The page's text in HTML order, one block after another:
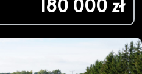
180 000 zł